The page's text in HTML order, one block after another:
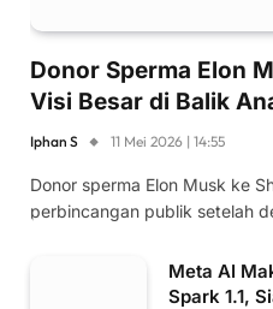
Donor Sperma Elon
Visi Besar di Balik
Iphan S 11 Mei 2026 | 14:55
Donor sperma Elon Musk ke
perbincangan publik setelah
Meta AI
Spark 1.1,